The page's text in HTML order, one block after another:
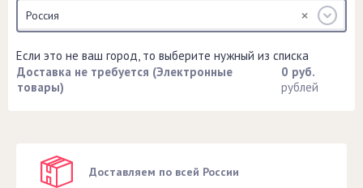
Россия
Если это не ваш город, то выберите нужный из списка
Доставка не требуется (Электронные
товары)
0 руб.
рублей
Доставляем по всей России